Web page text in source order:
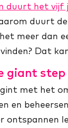
duurt het vijf
duurt
meer
Dat
giant
met het
en
ontspannen